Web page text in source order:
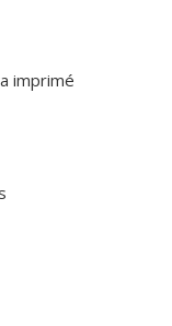
imprimé